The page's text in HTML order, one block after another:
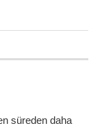
süreden daha